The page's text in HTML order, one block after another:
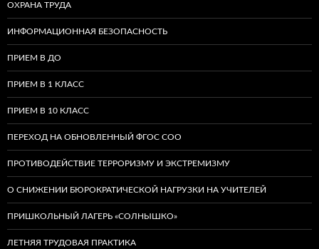
ОХРАНА ТРУДА
ИНФОРМАЦИОННАЯ БЕЗОПАСНОСТЬ
ПРИЕМ В ДО
ПРИЕМ В 1 КЛАСС
ПРИЕМ В 10 КЛАСС
ПЕРЕХОД НА ОБНОВЛЕННЫЙ ФГОС СОО
ПРОТИВОДЕЙСТВИЕ ТЕРРОРИЗМУ И ЭКСТРЕМИЗМУ
О СНИЖЕНИИ БЮРОКРАТИЧЕСКОЙ НАГРУЗКИ НА УЧИТЕЛЕЙ
ПРИШКОЛЬНЫЙ ЛАГЕРЬ «СОЛНЫШКО»
ЛЕТНЯЯ ТРУДОВАЯ ПРАКТИКА